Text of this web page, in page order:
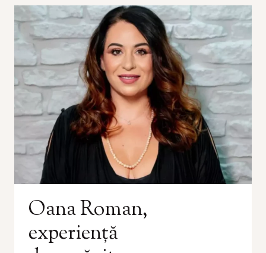
Oana Roman,
experiență